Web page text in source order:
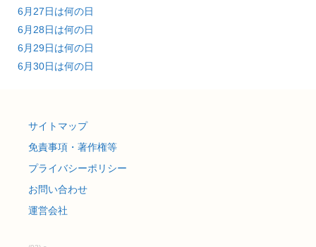
6月27日は何の日
6月28日は何の日
6月29日は何の日
6月30日は何の日
サイトマップ
免責事項・著作権等
プライバシーポリシー
お問い合わせ
運営会社